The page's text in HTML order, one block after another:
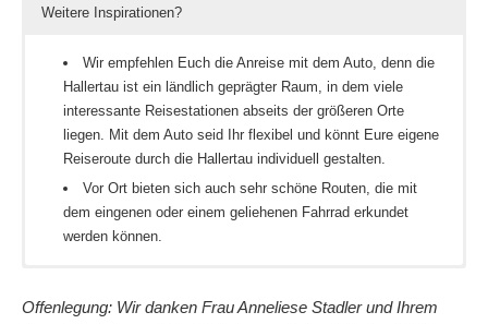
Weitere Inspirationen?
Wir empfehlen Euch die Anreise mit dem Auto, denn die
Hallertau ist ein ländlich geprägter Raum, in dem viele
interessante Reisestationen abseits der größeren Orte
liegen. Mit dem Auto seid Ihr flexibel und könnt Eure eigene
Reiseroute durch die Hallertau individuell gestalten.
Vor Ort bieten sich auch sehr schöne Routen, die mit
dem eingenen oder einem geliehenen Fahrrad erkundet
werden können.
Heimat in der Hallertau war für uns der Stadler-Hof in
Zwischenstation gemacht.
Offenlegung: Wir danken Frau Anneliese Stadler und Ihrem